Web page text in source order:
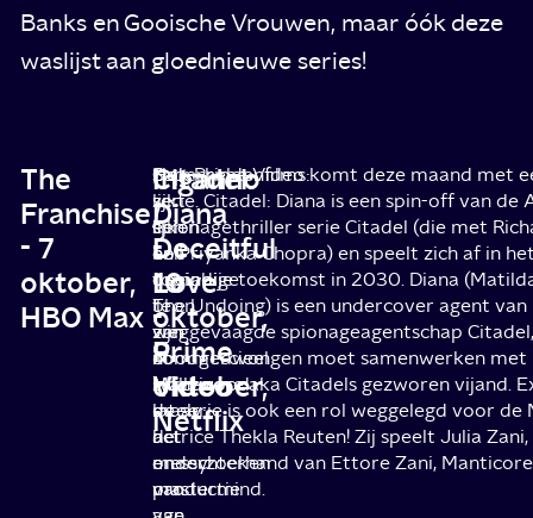
Banks en Gooische Vrouwen, maar óók deze
waslijst aan gloednieuwe series!
The
Franchise
- 7
oktober,
HBO Max
Superheldenfilms:
ze
lijken
een
oneindige
bron
van
commercieel
succes,
maar
de
messy
productie
Inganno
/
Deceitful
Love
-
9
oktober,
Netflix
Het
lijkt
een
hot
topic
te
zijn
in
Hollywood
lately:
het
onderzoeken
van
Citadel:
Diana
-
10
oktober,
Prime
Video
Ook Prime Video komt deze maand met
serie. Citadel: Diana is een spin-off van de
spionagethriller serie Citadel (die met
en Priyanka Chopra) en speelt zich af in
de nabije toekomst in 2030. Diana
The Undoing) is een undercover agent van
weggevaagde spionageagentschap
noodgedwongen moet samenwerken met
Manticore aka Citadels gezworen vijand.
de serie is ook een rol weggelegd voor de
actrice Thekla Reuten! Zij speelt Julia
en rechterhand van Ettore Zani,
mastermind.